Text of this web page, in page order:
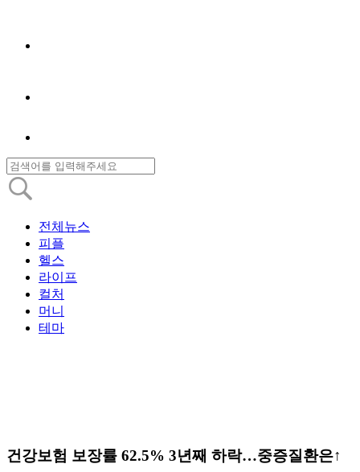
전체뉴스
피플
헬스
라이프
컬처
머니
테마
건강보험 보장률 62.5% 3년째 하락…중증질환은↑